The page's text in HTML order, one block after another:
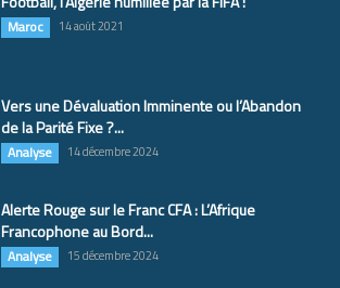
Maroc 14 août 2021
Vers une Dévaluation Imminente ou l’Abandon
de la Parité Fixe ?...
Analyse 14 décembre 2024
Alerte Rouge sur le Franc CFA : L’Afrique
Francophone au Bord...
Analyse 15 décembre 2024